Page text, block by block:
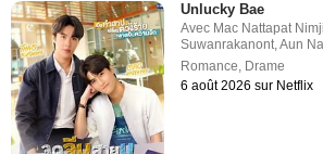
Unlucky Bae
Avec Mac Nattapat
Suwanrakanont ,Aun
Romance Drame
6 août 2026 sur Netflix